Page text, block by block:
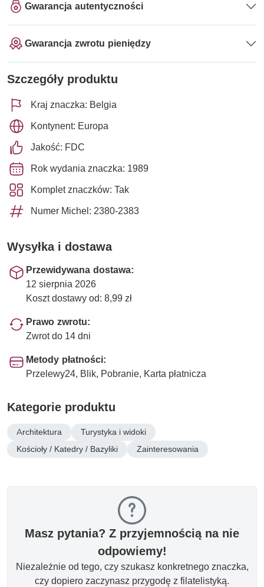
Gwarancja autentyczności
Gwarancja zwrotu pieniędzy
Szczegóły produktu
Kraj znaczka: Belgia
Kontynent: Europa
Jakość: FDC
Rok wydania znaczka: 1989
Komplet znaczków: Tak
Numer Michel: 2380-2383
Wysyłka i dostawa
Przewidywana dostawa:
12 sierpnia 2026
Koszt dostawy od: 8,99 zł
Prawo zwrotu:
Zwrot do 14 dni
Metody płatności:
Przelewy24, Blik, Pobranie, Karta płatnicza
Kategorie produktu
Architektura
Turystyka i widoki
Kościoły / Katedry / Bazyliki
Zainteresowania
Masz pytania? Z przyjemnością na nie
odpowiemy!
Niezależnie od tego, czy szukasz konkretnego znaczka,
czy dopiero zaczynasz przygodę z filatelistyką.